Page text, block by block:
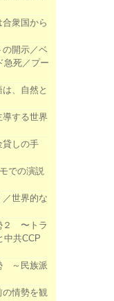
衆国から
の開示／ベ
急死／プー
、自然と
導する世界
貸しの手
での演説
世界的な
２ 〜トラ
中共CCP
～民族派
情勢を観